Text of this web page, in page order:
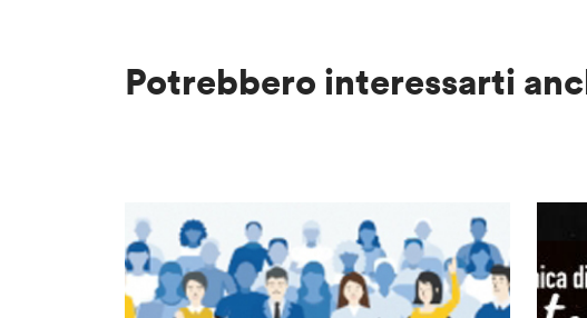
Potrebbero interessarti